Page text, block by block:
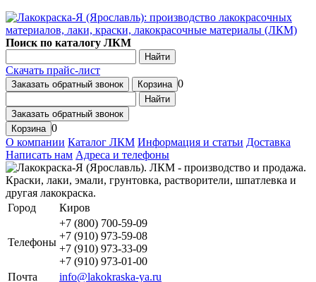
Поиск по каталогу ЛКМ
Найти
Скачать прайс-лист
Заказать обратный звонок Корзина 0
Найти
Заказать обратный звонок
Корзина 0
О компании Каталог ЛКМ Информация и статьи Доставка
Написать нам Адреса и телефоны
Город Киров
Телефоны
+7 (800) 700-59-09
+7 (910) 973-59-08
+7 (910) 973-33-09
+7 (910) 973-01-00
Почта
info@lakokraska-ya.ru